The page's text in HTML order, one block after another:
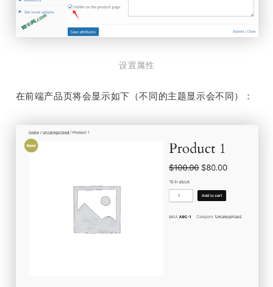
设置属性
在前端产品页将会显示如下（不同的主题显示会不同）：